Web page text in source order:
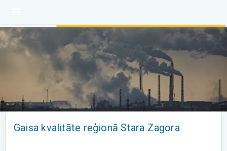
Gaisa kvalitāte reģionā Stara Zagora